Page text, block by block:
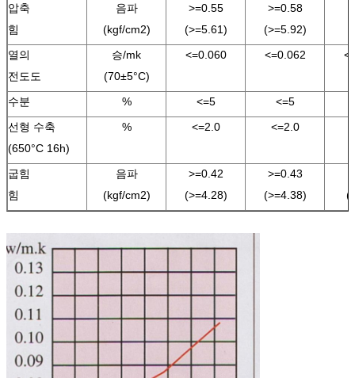
압축
힘
음파
(kgf/cm2)
>=0.55
(>=5.61)
>=0.58
(>=5.92)
열의
전도도
승/mk
(70±5°C)
<=0.060 <=0.062
수분 % <=5
<=5
선형 수축
(650°C 16h)
% <=2.0 <=2.0
굽힘
힘
음파
(kgf/cm2)
>=0.42
(>=4.28)
>=0.43
(>=4.38)